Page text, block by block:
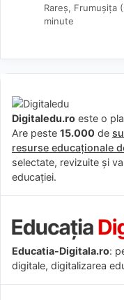
Rareș, Frumușița
minute
Digitaledu.ro este o
Are peste 15.000 de
resurse educaționale
selectate, revizuite și
educației.
Educatia-Digitala.ro:
digitale, digitalizarea